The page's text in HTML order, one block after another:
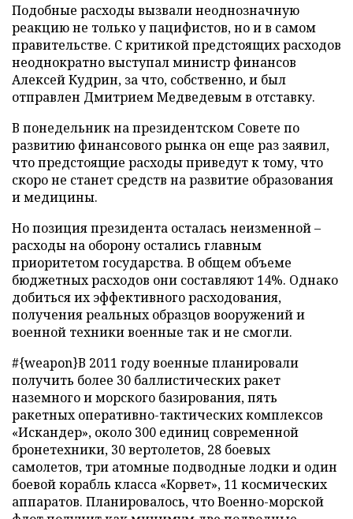
Подобные расходы вызвали неоднозначную
реакцию не только у пацифистов, но и в самом
правительстве. С критикой предстоящих расходов
неоднократно выступал министр финансов
Алексей Кудрин, за что, собственно, и был
отправлен Дмитрием Медведевым в отставку.
В понедельник на президентском Совете по
развитию финансового рынка он еще раз заявил,
что предстоящие расходы приведут к тому, что
скоро не станет средств на развитие образования
и медицины.
Но позиция президента осталась неизменной –
расходы на оборону остались главным
приоритетом государства. В общем объеме
бюджетных расходов они составляют 14%. Однако
добиться их эффективного расходования,
получения реальных образцов вооружений и
военной техники военные так и не смогли.
#{weapon}В 2011 году военные планировали
получить более 30 баллистических ракет
наземного и морского базирования, пять
ракетных оперативно-тактических комплексов
«Искандер», около 300 единиц современной
бронетехники, 30 вертолетов, 28 боевых
самолетов, три атомные подводные лодки и один
боевой корабль класса «Корвет», 11 космических
аппаратов. Планировалось, что Военно-морской